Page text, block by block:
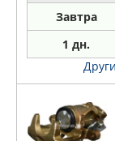
Завтра
1 дн.